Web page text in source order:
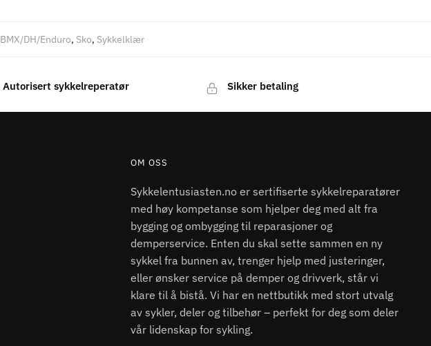
BMX/DH/Enduro, Sko, Sykkelklær
Autorisert sykkelreperatør Sikker betaling
OM OSS
Sykkelentusiasten.no er sertifiserte sykkelreparatører
med høy kompetanse som hjelper deg med alt fra
bygging og ombygging til reparasjoner og
demperservice. Enten du skal sette sammen en ny
sykkel fra bunnen av, trenger hjelp med justeringer,
eller ønsker service på demper og drivverk, står vi
klare til å bistå. Vi har en nettbutikk med stort utvalg
av sykler, deler og tilbehør – perfekt for deg som deler
vår lidenskap for sykling.